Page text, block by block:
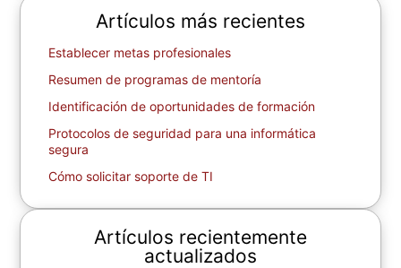
Artículos más recientes
Establecer metas profesionales
Resumen de programas de mentoría
Identificación de oportunidades de formación
Protocolos de seguridad para una informática
segura
Cómo solicitar soporte de TI
Artículos recientemente
actualizados